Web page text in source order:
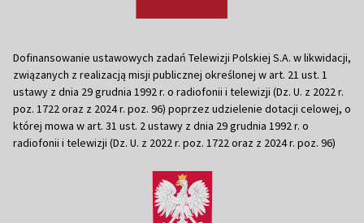
Dofinansowanie ustawowych zadań Telewizji Polskiej S.A. w likwidacji,
związanych z realizacją misji publicznej określonej w art. 21 ust. 1
ustawy z dnia 29 grudnia 1992 r. o radiofonii i telewizji (Dz. U. z 2022 r.
poz. 1722 oraz z 2024 r. poz. 96) poprzez udzielenie dotacji celowej, o
której mowa w art. 31 ust. 2 ustawy z dnia 29 grudnia 1992 r. o
radiofonii i telewizji (Dz. U. z 2022 r. poz. 1722 oraz z 2024 r. poz. 96)